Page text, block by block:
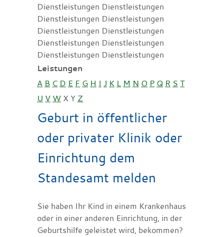
Dienstleistungen Dienstleistungen
Dienstleistungen Dienstleistungen
Dienstleistungen Dienstleistungen
Dienstleistungen Dienstleistungen
Dienstleistungen Dienstleistungen
Leistungen
A B C D E F G H I J K L M N O P Q R S T
U V W X Y Z
Geburt in öffentlicher
oder privater Klinik oder
Einrichtung dem
Standesamt melden
Sie haben Ihr Kind in einem Krankenhaus
oder in einer anderen Einrichtung, in der
Geburtshilfe geleistet wird, bekommen?